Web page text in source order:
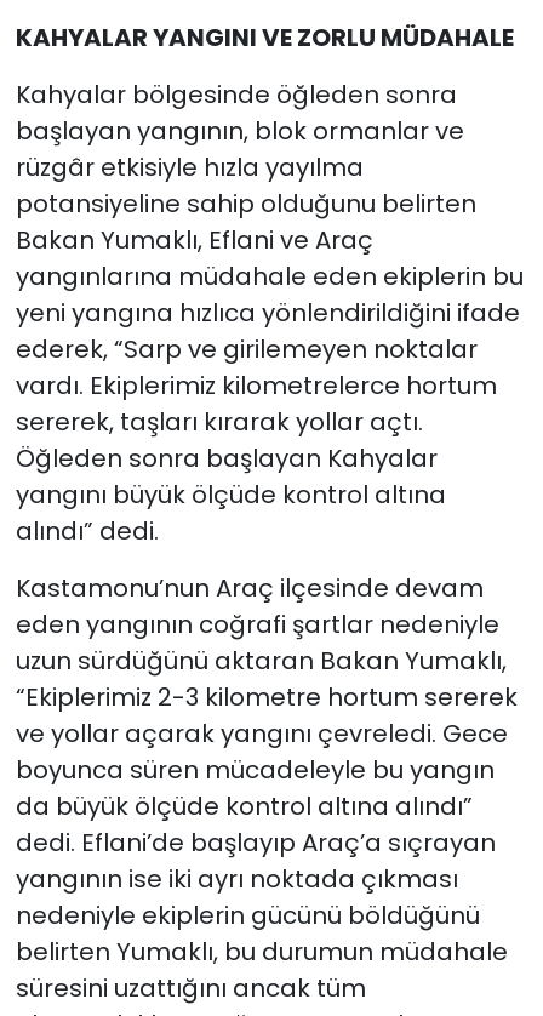
KAHYALAR YANGINI VE ZORLU MÜDAHALE
Kahyalar bölgesinde öğleden sonra
başlayan yangının, blok ormanlar ve
rüzgâr etkisiyle hızla yayılma
potansiyeline sahip olduğunu belirten
Bakan Yumaklı, Eflani ve Araç
yangınlarına müdahale eden ekiplerin bu
yeni yangına hızlıca yönlendirildiğini ifade
ederek, “Sarp ve girilemeyen noktalar
vardı. Ekiplerimiz kilometrelerce hortum
sererek, taşları kırarak yollar açtı.
Öğleden sonra başlayan Kahyalar
yangını büyük ölçüde kontrol altına
alındı” dedi.
Kastamonu’nun Araç ilçesinde devam
eden yangının coğrafi şartlar nedeniyle
uzun sürdüğünü aktaran Bakan Yumaklı,
“Ekiplerimiz 2-3 kilometre hortum sererek
ve yollar açarak yangını çevreledi. Gece
boyunca süren mücadeleyle bu yangın
da büyük ölçüde kontrol altına alındı”
dedi. Eflani’de başlayıp Araç’a sıçrayan
yangının ise iki ayrı noktada çıkması
nedeniyle ekiplerin gücünü böldüğünü
belirten Yumaklı, bu durumun müdahale
süresini uzattığını ancak tüm